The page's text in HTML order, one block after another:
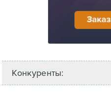
Конкуренты: